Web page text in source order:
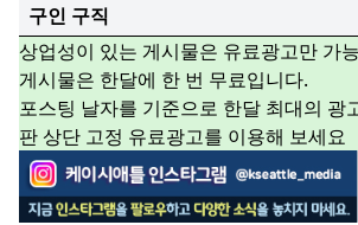
구인 구직
상업성이 있는 게시물은 유료광고만 가
게시물은 한달에 한 번 무료입니다.
포스팅 날자를 기준으로 한달 최대의 광
판 상단 고정 유료광고를 이용해 보세요